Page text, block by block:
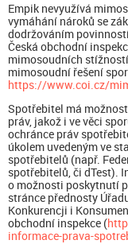
Empik nevyužívá
vymáhání nároků se
dodržováním
Česká obchodní
mimosoudních
mimosoudní řešení
https://www.coi.cz/
Spotřebitel má
práv, jakož i ve věci
ochránce práv
úkolem uvedeným ve
spotřebitelů (např.
spotřebitelů, či dTest).
o možnosti poskytnutí
stránce přednosty
Konkurencji i
obchodní inspekce (
informace-prava-